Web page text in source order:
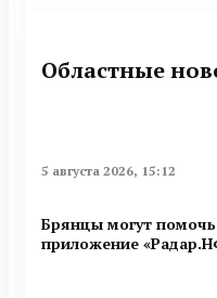
Областные
5 августа 2026, 15:12
Брянцы могут
приложение